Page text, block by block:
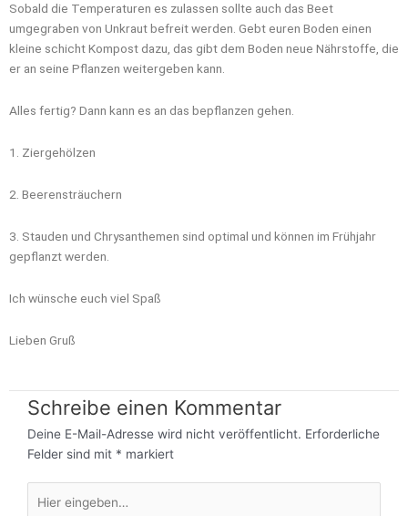
Sobald die Temperaturen es zulassen sollte auch das Beet
umgegraben von Unkraut befreit werden. Gebt euren Boden einen
kleine schicht Kompost dazu, das gibt dem Boden neue Nährstoffe, die
er an seine Pflanzen weitergeben kann.
Alles fertig? Dann kann es an das bepflanzen gehen.
1. Ziergehölzen
2. Beerensträuchern
3. Stauden und Chrysanthemen sind optimal und können im Frühjahr
gepflanzt werden.
Ich wünsche euch viel Spaß
Lieben Gruß
Schreibe einen Kommentar
Deine E-Mail-Adresse wird nicht veröffentlicht. Erforderliche
Felder sind mit * markiert
eingeben…